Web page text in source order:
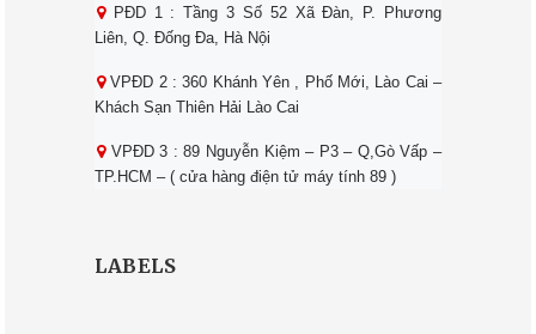
PĐD 1 : Tầng 3 Số 52 Xã Đàn, P. Phương
Liên, Q. Đống Đa, Hà Nội
VPĐD 2 : 360 Khánh Yên , Phố Mới, Lào Cai –
Khách Sạn Thiên Hải Lào Cai
VPĐD 3 : 89 Nguyễn Kiệm – P3 – Q,Gò Vấp –
TP.HCM – ( cửa hàng điện tử máy tính 89 )
LABELS